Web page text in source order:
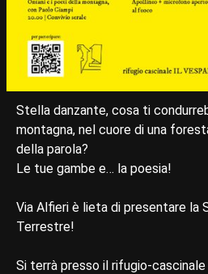
Stella danzante, cosa ti
montagna, nel cuore di una
della parola?
Le tue gambe e… la poesia!
Via Alfieri è lieta di presentare la
Terrestre!
Si terrà presso il rifugio-